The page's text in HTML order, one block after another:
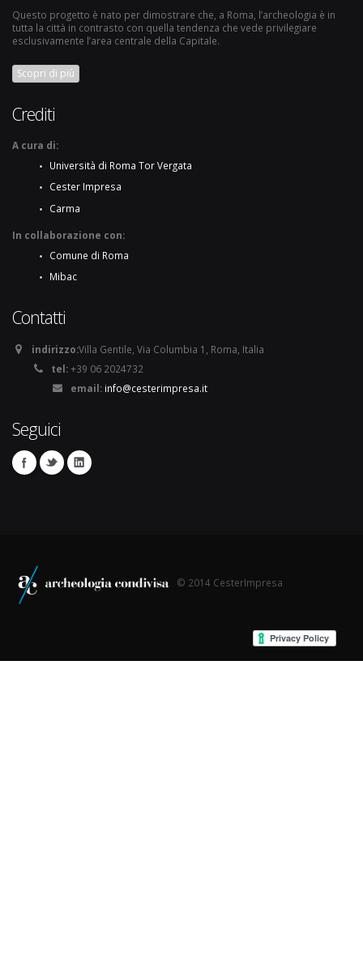
Questo progetto è nato per dimostrare che, a Roma, l’archeologia è in
tutta la città in contrasto con quella tendenza che vede privilegiare
esclusivamente l’area centrale della Capitale.
Scopri di più
Crediti
A cura di:
Università di Roma Tor Vergata
Cester Impresa
Carma
In collaborazione con:
Comune di Roma
Mibac
Contatti
indirizzo:Villa Gentile, Via Columbia 1, Roma, Italia
tel:+39 06 2024732
email: info@cesterimpresa.it
Seguici
© 2014 CesterImpresa